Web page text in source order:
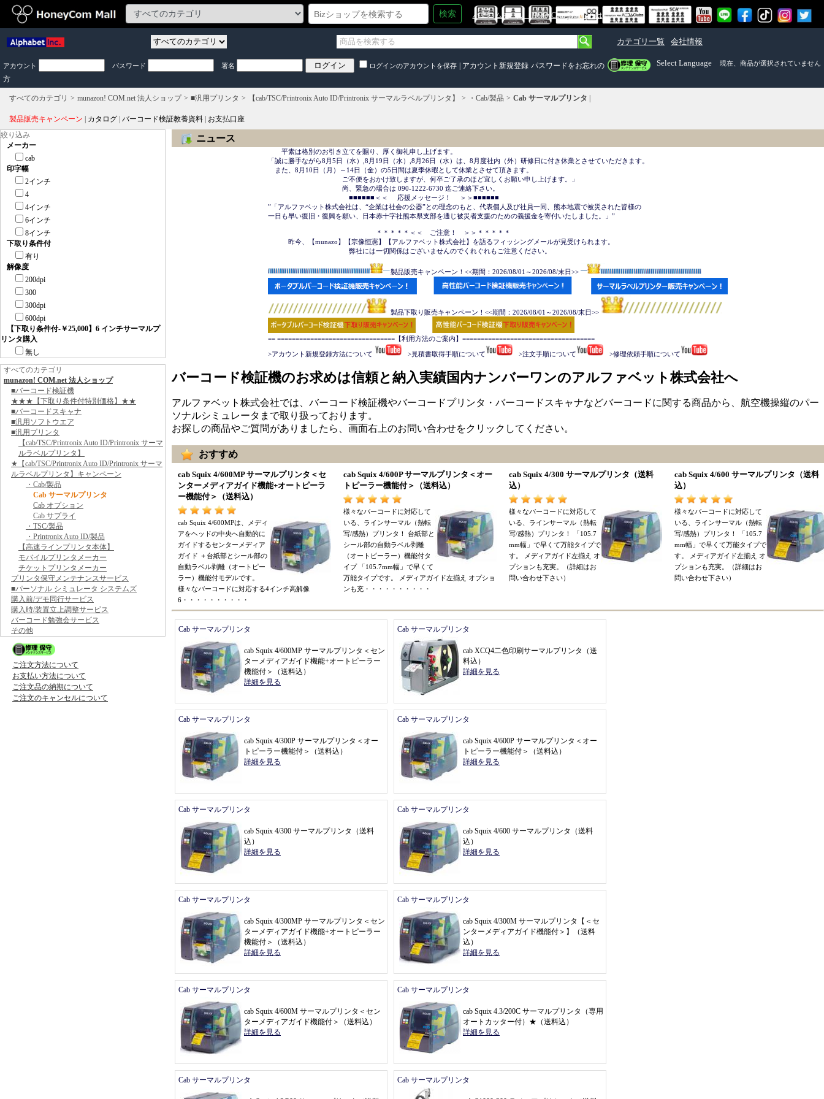
検索 ハニコムモール（HoneyCom Mall）とは
カテゴリ一覧 会社情報
Select Language 現在、商品が選択されていません
アカウント パスワード 署名 ログインのアカウントを保存 アカウント新規登録 パスワードをお忘れの
方
すべてのカテゴリ munazon! COM.net 法人ショップ ■汎用プリンタ 【cab/TSC/Printronix Auto ID/Printronix サーマルラベルプリンタ】 ・Cab/製品 Cab サーマルプリンタ
製品販売キャンペーン カタログ バーコード検証教養資料
お支払口座
絞り込み
メーカー
cab
印字幅
2インチ
4
4インチ
6インチ
8インチ
下取り条件付
有り
解像度
200dpi
300
300dpi
600dpi
【下取り条件付-￥25,000】6 インチサーマルプ
リンタ購入
無し
すべてのカテゴリ
munazon! COM.net 法人ショップ
■バーコード検証機
★★★【下取り条件付特別価格】★★
■バーコードスキャナ
■汎用ソフトウエア
■汎用プリンタ
【cab/TSC/Printronix Auto ID/Printronix サーマ
ルラベルプリンタ】
★【cab/TSC/Printronix Auto ID/Printronix サーマ
ルラベルプリンタ】キャンペーン
・Cab/製品
Cab サーマルプリンタ
Cab オプション
Cab サプライ
・TSC/製品
・Printronix Auto ID/製品
【高速ラインプリンタ本体】
モバイルプリンタメーカー
チケットプリンタメーカー
プリンタ保守メンテナンスサービス
■パーソナル シミュレータ システムズ
購入前/デモ同行サービス
購入時/装置立上調整サービス
バーコード勉強会サービス
その他
ご注文方法について
お支払い方法について
ご注文品の納期について
ご注文のキャンセルについて
ニュース
平素は格別のお引き立てを賜り、厚く御礼申し上げます。
「誠に勝手ながら8月5日（水）,8月19日（水）,8月26日（水）は、8月度社内（外）研修日に付き休業とさせていただきます。
また、8月10日（月）～14日（金）の5日間は夏季休暇として休業とさせて頂きます。
ご不便をおかけ致しますが、何卒ご了承のほど宜しくお願い申し上げます。」
尚、緊急の場合は 090-1222-6730 迄ご連絡下さい。
■■■■■■＜＜     応援メッセージ！ 　＞＞■■■■■■
”「アルファベット株式会社は、“企業は社会の公器”との理念のもと、代表個人及び社員一同、熊本地震で被災された皆様の
一日も早い復旧・復興を願い、日本赤十字社熊本県支部を通じ被災者支援のための義援金を寄付いたしました。」”
＊＊＊＊＊＜＜　ご注意！　＞＞＊＊＊＊＊
昨今、【munazo】【宗像恒憲】【アルファベット株式会社】を語るフィッシングメールが見受けられます。
弊社には一切関係はございませんのでくれぐれもご注意ください。
製品販売キャンペーン！<<期間：2026/08/01～2026/08/末日>>
製品下取り販売キャンペーン！<<期間：2026/08/01～2026/08/末日>>
== ================================【利用方法のご案内】====================================
>アカウント新規登録方法について
   >見積書取得手順について
   >注文手順について
   >修理依頼手順について
バーコード検証機のお求めは信頼と納入実績国内ナンバーワンのアルファベット株式会社へ
アルファベット株式会社では、バーコード検証機やバーコードプリンタ・バーコードスキャナなどバーコードに関する商品から、航空機操縦のパー
ソナルシミュレータまで取り扱っております。
お探しの商品やご質問がありましたら、画面右上のお問い合わせをクリックしてください。
おすすめ
cab Squix 4/600MP サーマルプリンタ ＜セ
ンターメディアガイド機能+オートピーラ
ー機能付＞（送料込）
cab Squix 4/600MPは
メディ
アをヘッドの中央へ自動的に
ガイドするセンターメディア
ガイド ＋ 台紙部とシール部の
自動ラベル剥離 （オートピー
ラー） 機能付モデルです。
様々なバーコードに対応する4インチ高解像
6 ・・・・・・・・・・
cab Squix 4/600P サーマルプリンタ ＜オー
トピーラー機能付＞（送料込）
様々なバーコードに対応して
いる
ラインサーマル （熱転
写/感熱） プリンタ ！ 台紙部と
シール部の自動ラベル剥離
（オートピーラー） 機能付タ
イプ「105.7mm幅 」 で早くて
万能タイプです。 メディアガイド左揃え オプショ
ンも充 ・・・・・・・・・・
cab Squix 4/300 サーマルプリンタ （送料
込）
様々なバーコードに対応して
いる
ラインサーマル （熱転
写/感熱） プリンタ ！ 「105.7
mm幅 」 で早くて万能タイプで
す。 メディアガイド左揃え オ
プションも充実。（詳細はお
問い合わせ下さい）
cab Squix 4/600 サーマルプリンタ （送料
込）
様々なバーコードに対応して
いる
ラインサーマル （熱転
写/感熱） プリンタ ！ 「105.7
mm幅 」 で早くて万能タイプで
す。 メディアガイド左揃え オ
プションも充実。（詳細はお
問い合わせ下さい）
Cab サーマルプリンタ
cab Squix 4/600MP サーマルプリンタ ＜ セン
ターメディアガイド機能+オートピーラー
機能付 ＞（送料込 ）
詳細を見る
Cab サーマルプリンタ
cab XCQ4二色印刷サーマルプリンタ （送
料込 ）
詳細を見る
Cab サーマルプリンタ
cab Squix 4/300P サーマルプリンタ ＜ オー
トピーラー機能付 ＞（送料込 ）
詳細を見る
Cab サーマルプリンタ
cab Squix 4/600P サーマルプリンタ ＜ オー
トピーラー機能付 ＞（送料込 ）
詳細を見る
Cab サーマルプリンタ
cab Squix 4/300 サーマルプリンタ （送料
込 ）
詳細を見る
Cab サーマルプリンタ
cab Squix 4/600 サーマルプリンタ （送料
込 ）
詳細を見る
Cab サーマルプリンタ
cab Squix 4/300MP サーマルプリンタ ＜ セン
ターメディアガイド機能+オートピーラー
機能付 ＞（送料込 ）
詳細を見る
Cab サーマルプリンタ
cab Squix 4/300M サーマルプリンタ 【＜ セ
ンターメディアガイド機能付 ＞】（送料
込 ）
詳細を見る
Cab サーマルプリンタ
cab Squix 4/600M サーマルプリンタ ＜ セン
ターメディアガイド機能付 ＞（送料込 ）
詳細を見る
Cab サーマルプリンタ
cab Squix 4.3/200C サーマルプリンタ （専用
オートカッター付）★（送料込 ）
詳細を見る
Cab サーマルプリンタ Cab サーマルプリンタ